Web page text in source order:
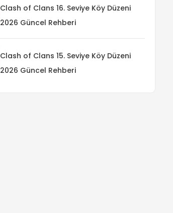
Clash of Clans 16. Seviye Köy Düzeni
2026 Güncel Rehberi
Clash of Clans 15. Seviye Köy Düzeni
2026 Güncel Rehberi